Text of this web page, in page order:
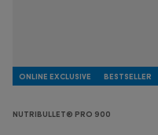
ONLINE EXCLUSIVE BESTSELLER
NUTRIBULLET® PRO 900